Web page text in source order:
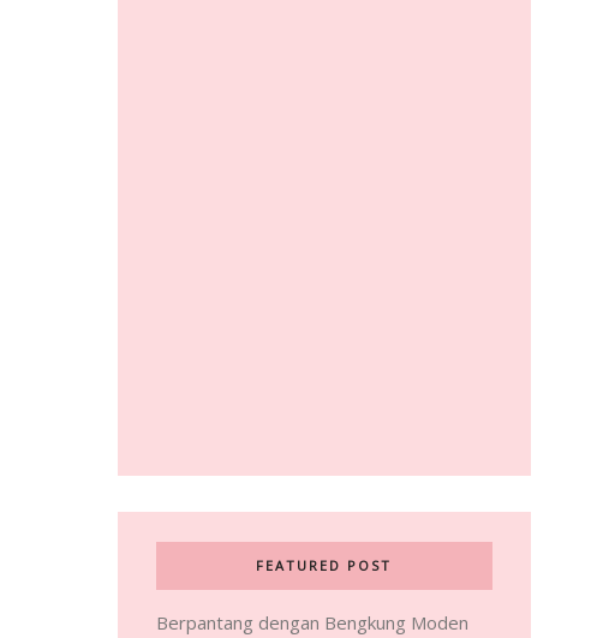
FEATURED POST
Berpantang dengan Bengkung Moden